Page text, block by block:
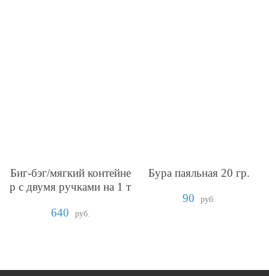
Биг-бэг/мягкий контейне
р с двумя ручками на 1 т
640
руб.
Бура паяльная 20 гр.
90
руб.